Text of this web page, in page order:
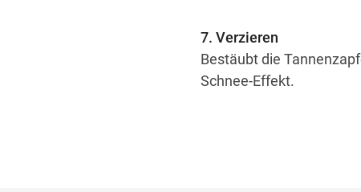
7. Verzieren
Bestäubt die
Schnee-Effekt.